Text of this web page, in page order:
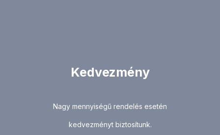
Kedvezmény
Nagy mennyiségű rendelés esetén
kedvezményt biztosítunk.